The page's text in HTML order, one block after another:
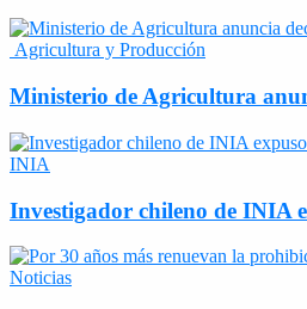
Agricultura y Producción
Ministerio de Agricultura
INIA
Investigador chileno de INIA
Noticias